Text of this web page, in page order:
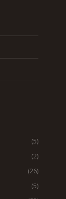
(5)
(2)
(26)
(5)